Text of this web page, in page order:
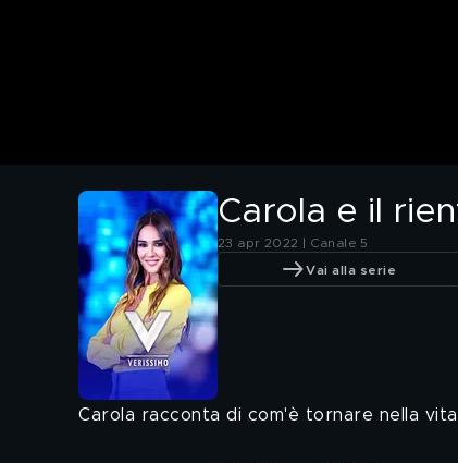
Carola e il
23 apr 2022 | Canale 5
Vai alla serie
Carola racconta di com'è tornare nella